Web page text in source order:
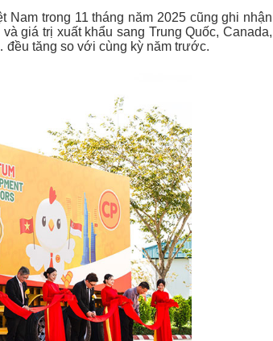
trong 11 tháng năm 2025 cũng ghi nhận
giá trị xuất khẩu sang Trung Quốc, Canada,
tăng so với cùng kỳ năm trước.